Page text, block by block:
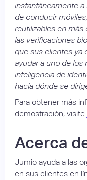
instantáneamente a
de conducir
reutilizables en más
las verificaciones
que sus clientes ya
ayudar a uno de
inteligencia de
hacia dónde se
Para obtener más
demostración, visite
Acerca
Jumio ayuda a las
en sus clientes en